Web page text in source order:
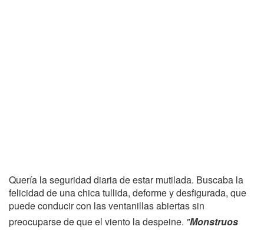
Quería la seguridad diaria de estar mutilada. Buscaba la
felicidad de una chica tullida, deforme y desfigurada, que
puede conducir con las ventanillas abiertas sin
preocuparse de que el viento la despeine. "Monstruos